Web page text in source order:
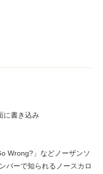
書き込み
Wrong?」などノーザンソ
バーで知られるノースカロ